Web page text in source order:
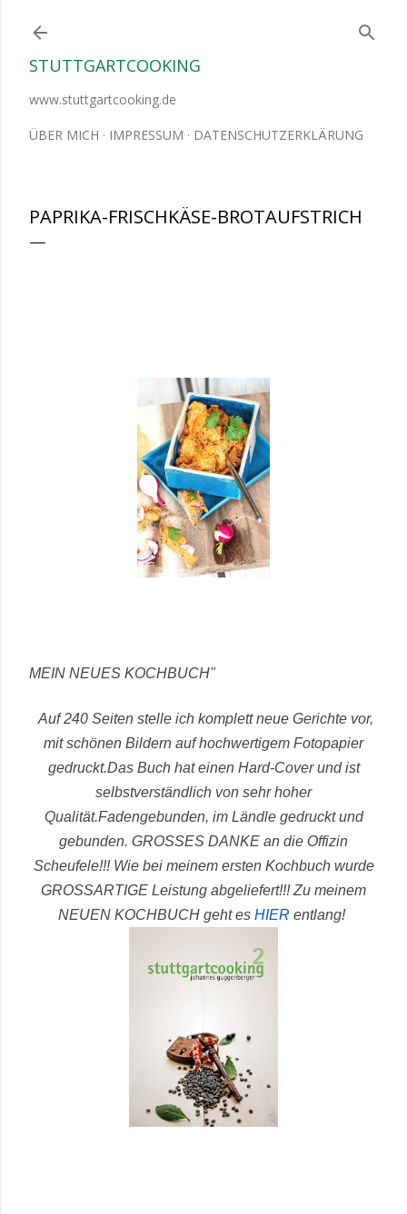
STUTTGARTCOOKING
www.stuttgartcooking.de
ÜBER MICH IMPRESSUM DATENSCHUTZERKLÄRUNG
PAPRIKA-FRISCHKÄSE-BROTAUFSTRICH
MEIN NEUES KOCHBUCH"
Auf 240 Seiten stelle ich komplett neue Gerichte vor,
mit schönen Bildern auf hochwertigem Fotopapier
gedruckt.Das Buch hat einen Hard-Cover und ist
selbstverständlich von sehr hoher
Qualität.Fadengebunden, im Ländle gedruckt und
gebunden. GROSSES DANKE an die Offizin
Scheufele!!! Wie bei meinem ersten Kochbuch wurde
GROSSARTIGE Leistung abgeliefert!!!Zu meinem
NEUEN KOCHBUCH geht es HIER entlang!